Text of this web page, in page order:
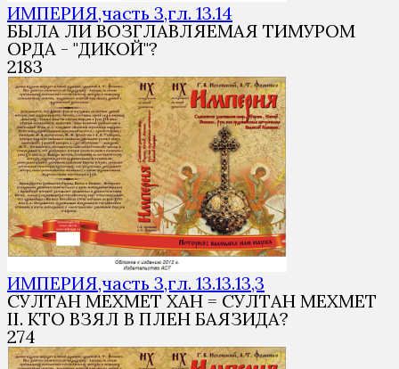
ИМПЕРИЯ,часть 3,гл. 13.14
БЫЛА ЛИ ВОЗГЛАВЛЯЕМАЯ ТИМУРОМ
ОРДА - "ДИКОЙ"?
2183
ИМПЕРИЯ,часть 3,гл. 13.13.13,3
СУЛТАН МЕХМЕТ ХАН = СУЛТАН МЕХМЕТ
II. КТО ВЗЯЛ В ПЛЕН БАЯЗИДА?
274